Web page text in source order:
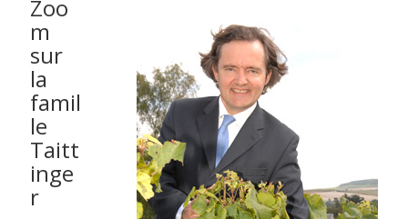
Zoo
m
sur
la
famil
le
Taitt
inge
r